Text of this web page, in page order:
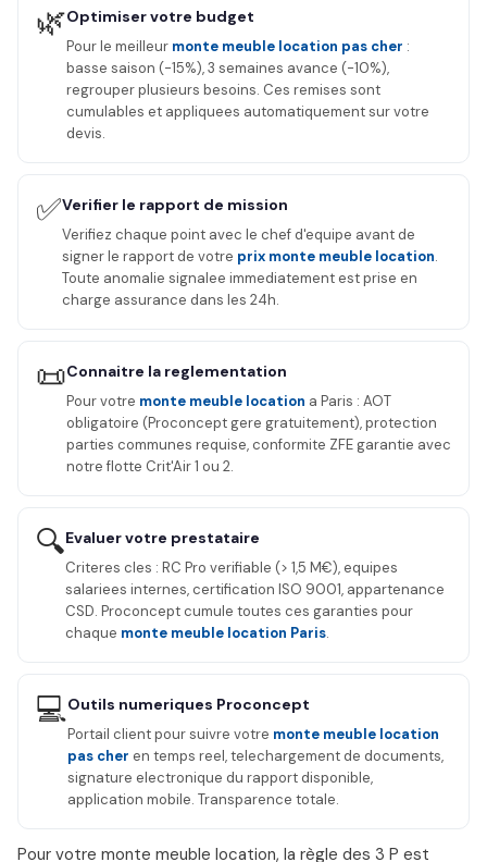
🌿Optimiser votre budget
Pour le meilleur monte meuble location pas cher :
basse saison (-15%), 3 semaines avance (-10%),
regrouper plusieurs besoins. Ces remises sont
cumulables et appliquees automatiquement sur votre
devis.
✅Verifier le rapport de mission
Verifiez chaque point avec le chef d'equipe avant de
signer le rapport de votre prix monte meuble location.
Toute anomalie signalee immediatement est prise en
charge assurance dans les 24h.
📜Connaitre la reglementation
Pour votre monte meuble location a Paris : AOT
obligatoire (Proconcept gere gratuitement), protection
parties communes requise, conformite ZFE garantie avec
notre flotte Crit'Air 1 ou 2.
🔍Evaluer votre prestataire
Criteres cles : RC Pro verifiable (> 1,5 M€), equipes
salariees internes, certification ISO 9001, appartenance
CSD. Proconcept cumule toutes ces garanties pour
chaque monte meuble location Paris.
💻Outils numeriques Proconcept
Portail client pour suivre votre monte meuble location
pas cher en temps reel, telechargement de documents,
signature electronique du rapport disponible,
application mobile. Transparence totale.
Pour votre monte meuble location, la règle des 3 P est